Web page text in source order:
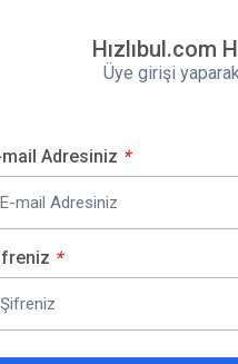
Hızlıbul.com
Üye girişi
mail Adresiniz *
*